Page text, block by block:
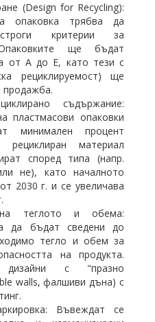
(Design for Recycling):
опаковка трябва да
критерии за
Опаковките ще бъдат
от А до Е, като тези с
рециклируемост) ще
продажба.
съдържание:
пластмасови опаковки
минимален процент
рециклиран материал
според типа (напр.
не), като началното
2030 г. и се увеличава
на теглото и обема:
да бъдат сведени до
тегло и обем за
на продукта.
дизайни с "празно
walls, фалшиви дъна) с
Въвеждат се